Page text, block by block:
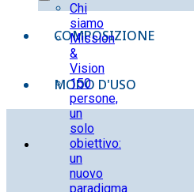
Chi
siamo
Mission
&
Vision
150
persone,
un
solo
obiettivo:
un
nuovo
paradigma
COMPOSIZIONE
MODO D'USO